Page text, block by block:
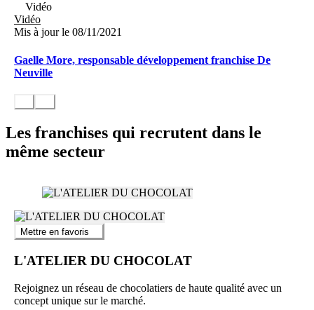
Vidéo
Vidéo
Mis à jour le 08/11/2021
Gaelle More, responsable développement franchise De
Neuville
Les franchises qui recrutent dans le
même secteur
Mettre en favoris
L'ATELIER DU CHOCOLAT
Rejoignez un réseau de chocolatiers de haute qualité avec un
concept unique sur le marché.